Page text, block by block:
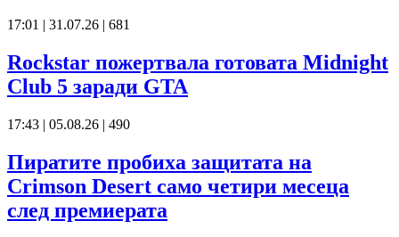
17:01 | 31.07.26 | 681
Rockstar пожертвала готовата Midnight
Club 5 заради GTA
17:43 | 05.08.26 | 490
Пиратите пробиха защитата на
Crimson Desert само четири месеца
след премиерата